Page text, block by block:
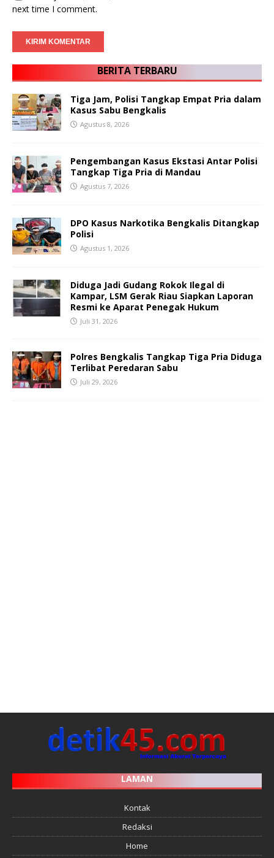
next time I comment.
BERITA TERBARU
Tiga Jam, Polisi Tangkap Empat Pria dalam
Kasus Sabu Bengkalis
Agustus 8, 2026
Pengembangan Kasus Ekstasi Antar Polisi
Tangkap Tiga Pria di Mandau
Agustus 7, 2026
DPO Kasus Narkotika Bengkalis Ditangkap
Polisi
Agustus 1, 2026
Diduga Jadi Gudang Rokok Ilegal di
Kampar, LSM Gerak Riau Siapkan Laporan
Resmi ke Aparat Penegak Hukum
Juli 31, 2026
Polres Bengkalis Tangkap Tiga Pria Diduga
Terlibat Peredaran Sabu
Juli 29, 2026
LAMAN
Kontak
Redaksi
Home